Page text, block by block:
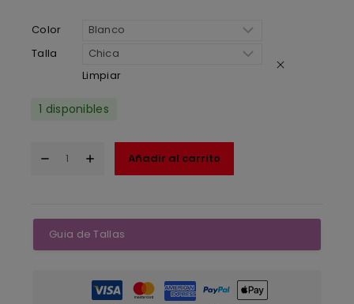
Color
Talla
Limpiar
1 disponibles
Añadir al carrito
Guia de Tallas